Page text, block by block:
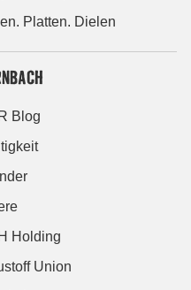
Platten. Dielen
Blog
Holding
Union